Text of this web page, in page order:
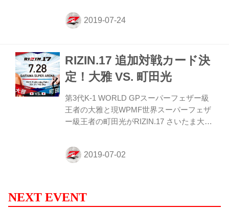
アピールしていたビタリー・シュメトフが
遂にRIZIN.17に登場。RIZIN
いる。 他にも北岡悟、川尻達也、大雅、町
田光、前澤智などの日本人選手達が、試合
にかける覚悟や心境をそれぞれ語ってくれ
ている。 RIZIN.17 観戦前に必見のエピソ
ード！ ≫ Youtubeで視聴 ≫ GYAO!で視聴
RIZIN.17 関連情報 ≫ 大会情報／...
RIZIN.17 追加対戦カード決
定！大雅 VS. 町田光
第3代K-1 WORLD GPスーパーフェザー級
王者の大雅と現WPMF世界スーパーフェザ
ー級王者の町田光がRIZIN.17 さいたま大会
ビューすると、14年にKrush 55kg級、17年
にK-1 スーパー・フェザー級WGPで王者に
戦いを見せるも、これまで1分1敗と未だ勝
利を飾れておらず、今大会にかける思いは
NEXT EVENT